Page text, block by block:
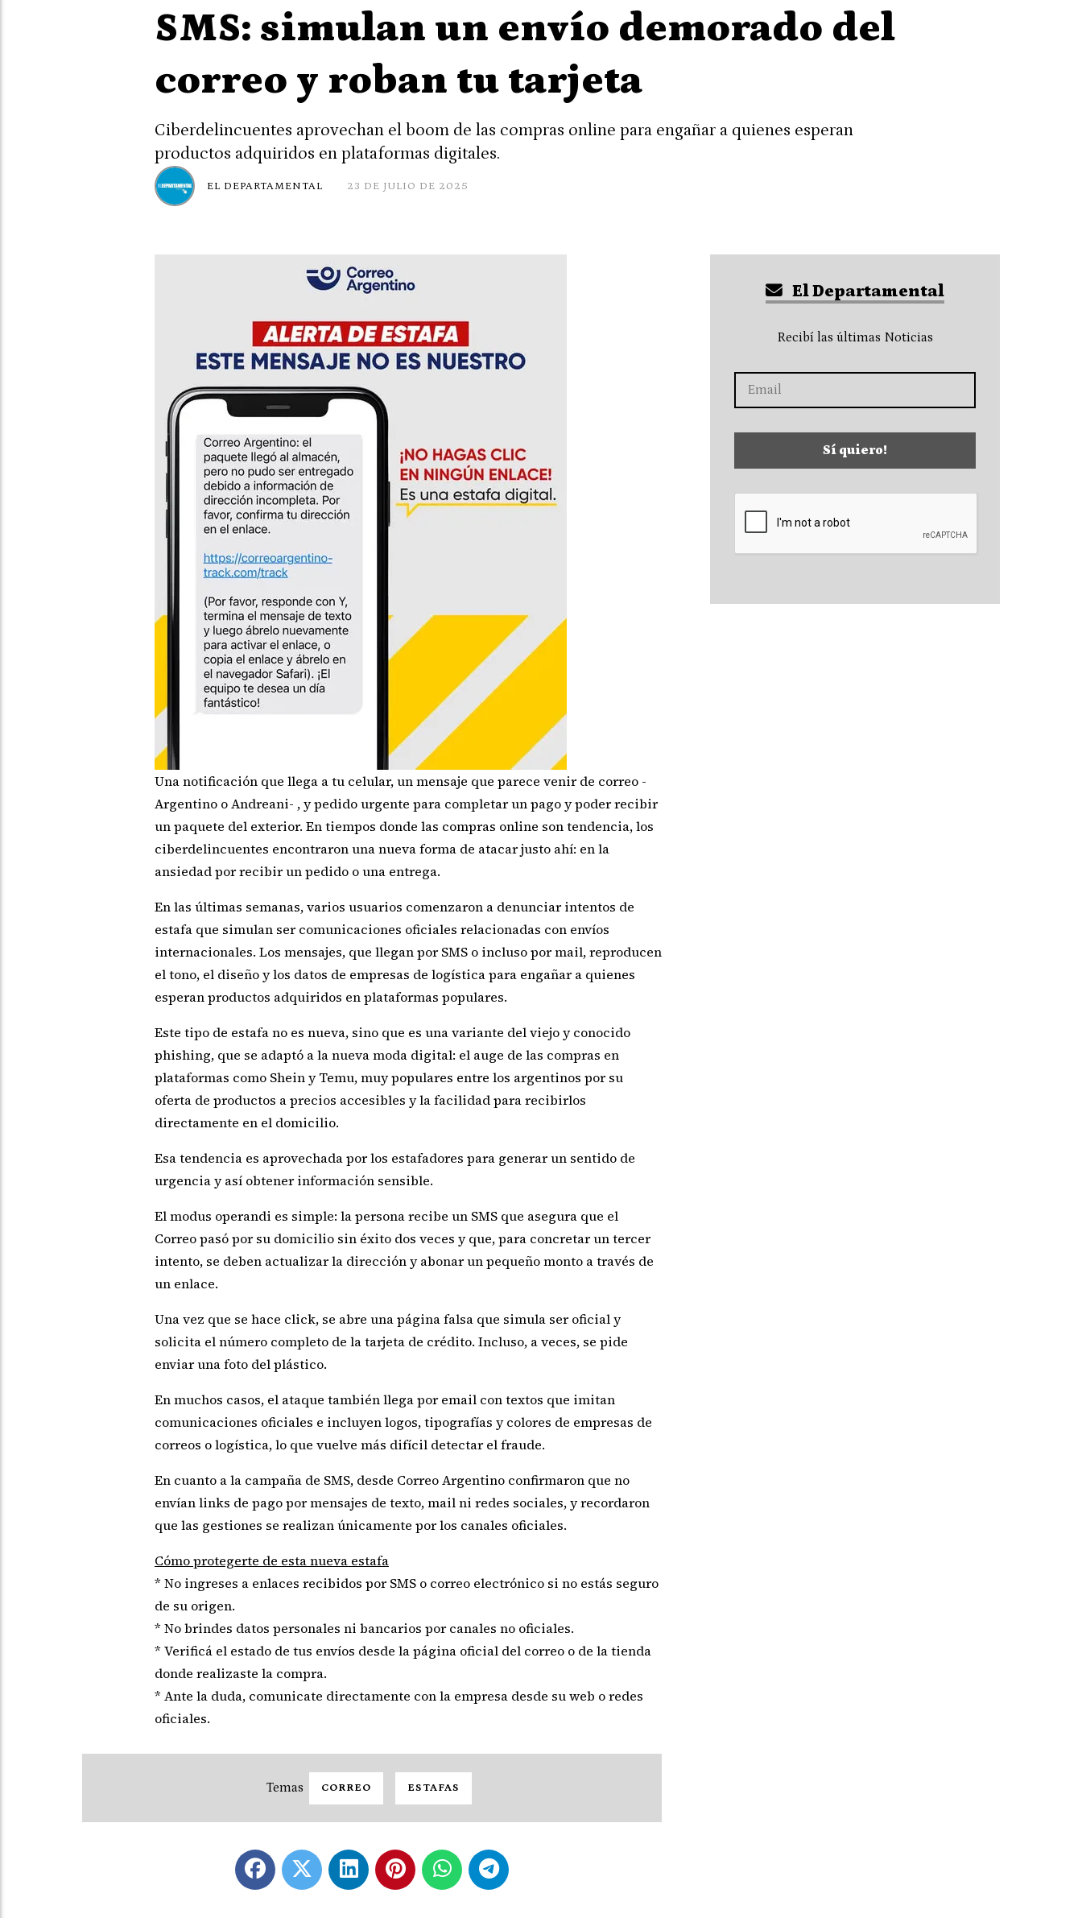
SMS: simulan un envío demorado del
correo y roban tu tarjeta
Ciberdelincuentes aprovechan el boom de las compras online para engañar a quienes esperan
productos adquiridos en plataformas digitales.
23 DE JULIO DE 2025
EL DEPARTAMENTAL
Una notificación que llega a tu celular, un mensaje que parece venir de correo -
Argentino o Andreani- , y pedido urgente para completar un pago y poder recibir
un paquete del exterior. En tiempos donde las compras online son tendencia, los
ciberdelincuentes encontraron una nueva forma de atacar justo ahí: en la
ansiedad por recibir un pedido o una entrega.
En las últimas semanas, varios usuarios comenzaron a denunciar intentos de
estafa que simulan ser comunicaciones oficiales relacionadas con envíos
internacionales. Los mensajes, que llegan por SMS o incluso por mail, reproducen
el tono, el diseño y los datos de empresas de logística para engañar a quienes
esperan productos adquiridos en plataformas populares.
Este tipo de estafa no es nueva, sino que es una variante del viejo y conocido
phishing, que se adaptó a la nueva moda digital: el auge de las compras en
plataformas como Shein y Temu, muy populares entre los argentinos por su
oferta de productos a precios accesibles y la facilidad para recibirlos
directamente en el domicilio.
Esa tendencia es aprovechada por los estafadores para generar un sentido de
urgencia y así obtener información sensible.
El modus operandi es simple: la persona recibe un SMS que asegura que el
Correo pasó por su domicilio sin éxito dos veces y que, para concretar un tercer
intento, se deben actualizar la dirección y abonar un pequeño monto a través de
un enlace.
Una vez que se hace click, se abre una página falsa que simula ser oficial y
solicita el número completo de la tarjeta de crédito. Incluso, a veces, se pide
enviar una foto del plástico.
En muchos casos, el ataque también llega por email con textos que imitan
comunicaciones oficiales e incluyen logos, tipografías y colores de empresas de
correos o logística, lo que vuelve más difícil detectar el fraude.
En cuanto a la campaña de SMS, desde Correo Argentino confirmaron que no
envían links de pago por mensajes de texto, mail ni redes sociales, y recordaron
que las gestiones se realizan únicamente por los canales oficiales.
Cómo protegerte de esta nueva estafa
* No ingreses a enlaces recibidos por SMS o correo electrónico si no estás seguro
de su origen.
* No brindes datos personales ni bancarios por canales no oficiales.
* Verificá el estado de tus envíos desde la página oficial del correo o de la tienda
donde realizaste la compra.
* Ante la duda, comunicate directamente con la empresa desde su web o redes
oficiales.
CORREO ESTAFAS
El Departamental
Recibí las últimas Noticias
Sí quiero!